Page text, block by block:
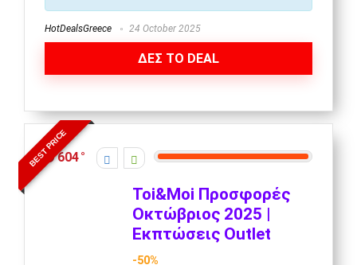
HotDealsGreece 24 October 2025
ΔΕΣ ΤΟ DEAL
BEST PRICE
604
Toi&Moi Προσφορές
Οκτώβριος 2025 |
Εκπτώσεις Outlet
-50%